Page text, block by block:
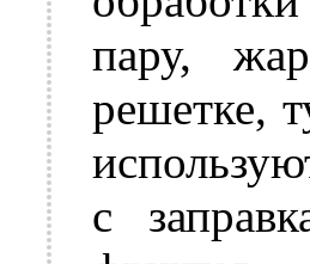
пару,
решетке,
с